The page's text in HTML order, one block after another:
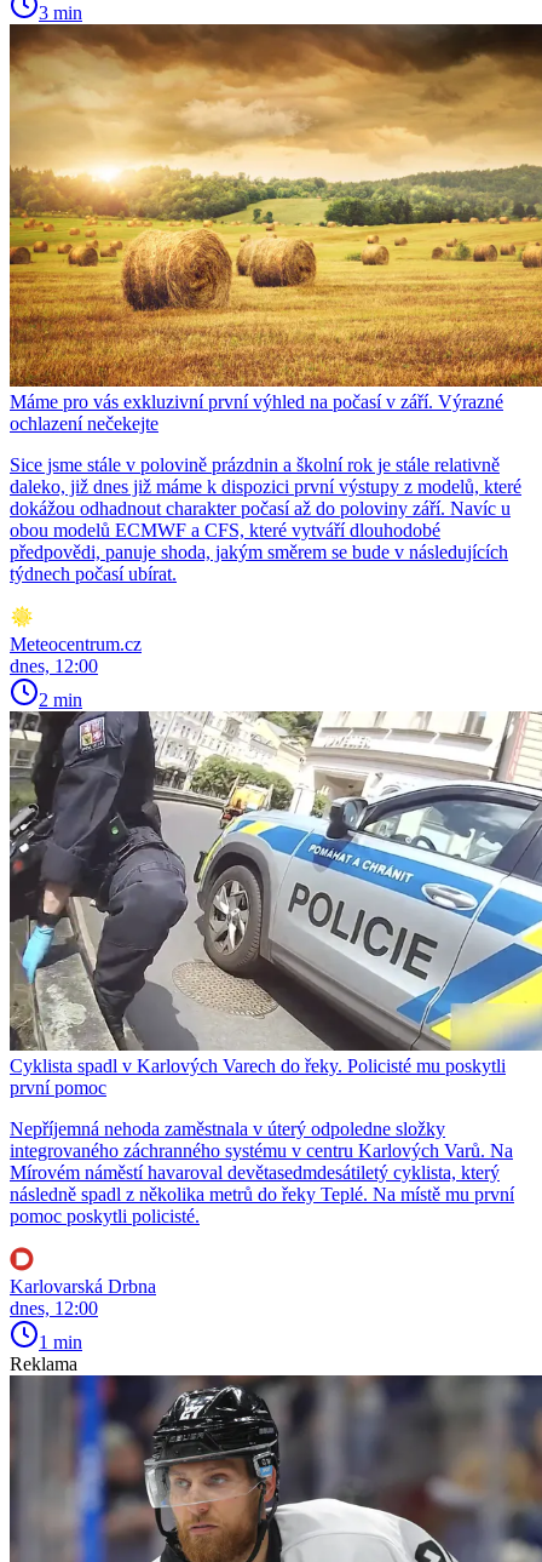
3 min
Máme pro vás exkluzivní první výhled na počasí v září. Výrazné
ochlazení nečekejte
Sice jsme stále v polovině prázdnin a školní rok je stále relativně
daleko, již dnes již máme k dispozici první výstupy z modelů, které
dokážou odhadnout charakter počasí až do poloviny září. Navíc u
obou modelů ECMWF a CFS, které vytváří dlouhodobé
předpovědi, panuje shoda, jakým směrem se bude v následujících
týdnech počasí ubírat.
Meteocentrum.cz
dnes, 12:00
2 min
Cyklista spadl v Karlových Varech do řeky. Policisté mu poskytli
první pomoc
Nepříjemná nehoda zaměstnala v úterý odpoledne složky
integrovaného záchranného systému v centru Karlových Varů. Na
Mírovém náměstí havaroval devětasedmdesátiletý cyklista, který
následně spadl z několika metrů do řeky Teplé. Na místě mu první
pomoc poskytli policisté.
Karlovarská Drbna
dnes, 12:00
1 min
Reklama